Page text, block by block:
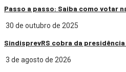
Passo a passo: Saiba como votar
30 de outubro de 2025
SindisprevRS cobra da
3 de agosto de 2026